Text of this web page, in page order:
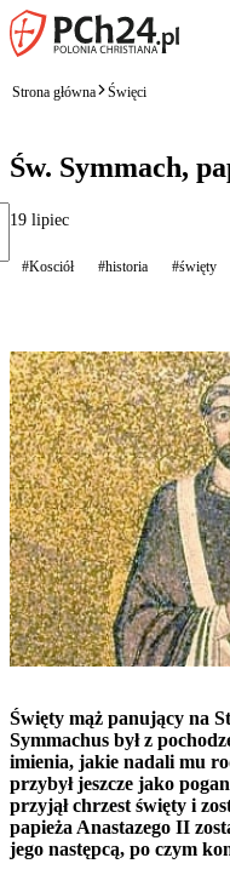
Strona główna Święci
Św. Symmach,
19 lipiec
#Kosciół #historia #święty
Święty mąż panujący na
Symmachus był z
imienia, jakie nadali mu
przybył jeszcze jako
przyjął chrzest święty i
papieża Anastazego II
jego następcą, po czym